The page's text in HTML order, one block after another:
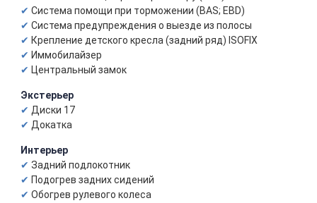
Система помощи при торможении (BAS; EBD)
Система предупреждения о выезде из полосы
Крепление детского кресла (задний ряд) ISOFIX
Иммобилайзер
Центральный замок
Экстерьер
Диски 17
Докатка
Интерьер
Задний подлокотник
Подогрев задних сидений
Обогрев рулевого колеса